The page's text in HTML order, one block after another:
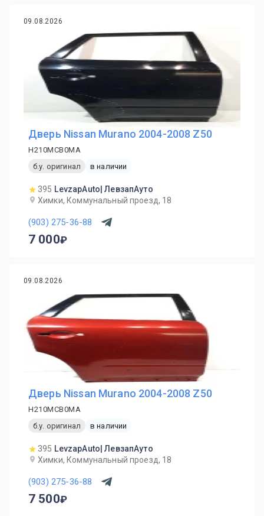
09.08.2026
Дверь Nissan Murano 2004-2008 Z50
H210MCB0MA
б.у. оригинал
в наличии
395 LevzapAuto| ЛевзапАуто
Химки, Коммунальный проезд, 18
(903) 275-36-88
7 000
09.08.2026
Дверь Nissan Murano 2004-2008 Z50
H210MCB0MA
б.у. оригинал
в наличии
395 LevzapAuto| ЛевзапАуто
Химки, Коммунальный проезд, 18
(903) 275-36-88
7 500